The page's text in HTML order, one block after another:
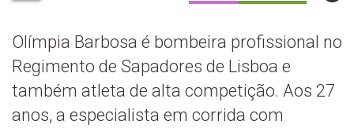
Olímpia Barbosa é bombeira profissional no
Regimento de Sapadores de Lisboa e
também atleta de alta competição. Aos 27
anos, a especialista em corrida com